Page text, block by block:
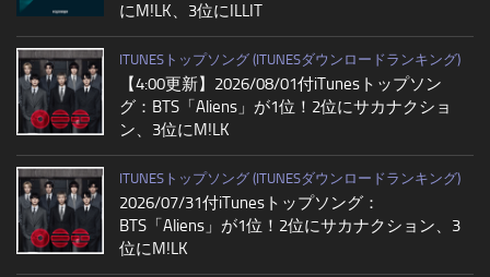
にM!LK、3位にILLIT
ITUNESトップソング (ITUNESダウンロードランキング)
【4:00更新】2026/08/01付iTunesトップソン
グ：BTS「Aliens」が1位！2位にサカナクショ
ン、3位にM!LK
ITUNESトップソング (ITUNESダウンロードランキング)
2026/07/31付iTunesトップソング：
BTS「Aliens」が1位！2位にサカナクション、3
位にM!LK